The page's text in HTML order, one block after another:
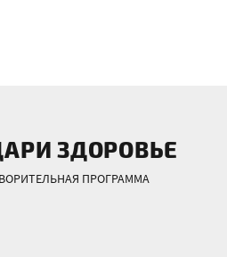
ЗДОРОВЬЕ
ПРОГРАММА